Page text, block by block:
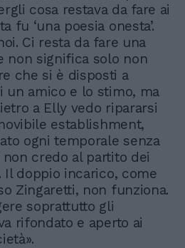
cosa restava da fare ai
fu ‘una poesia onesta’.
Ci resta da fare una
non significa solo non
che si è disposti a
un amico e lo stimo, ma
a Elly vedo ripararsi
establishment,
ogni temporale senza
non credo al partito dei
doppio incarico, come
Zingaretti, non funziona.
soprattutto gli
rifondato e aperto ai